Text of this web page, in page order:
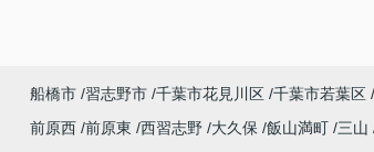
船橋市 習志野市 千葉市花見川区 千葉市若葉区
前原西 前原東 西習志野 大久保 飯山満町 三山